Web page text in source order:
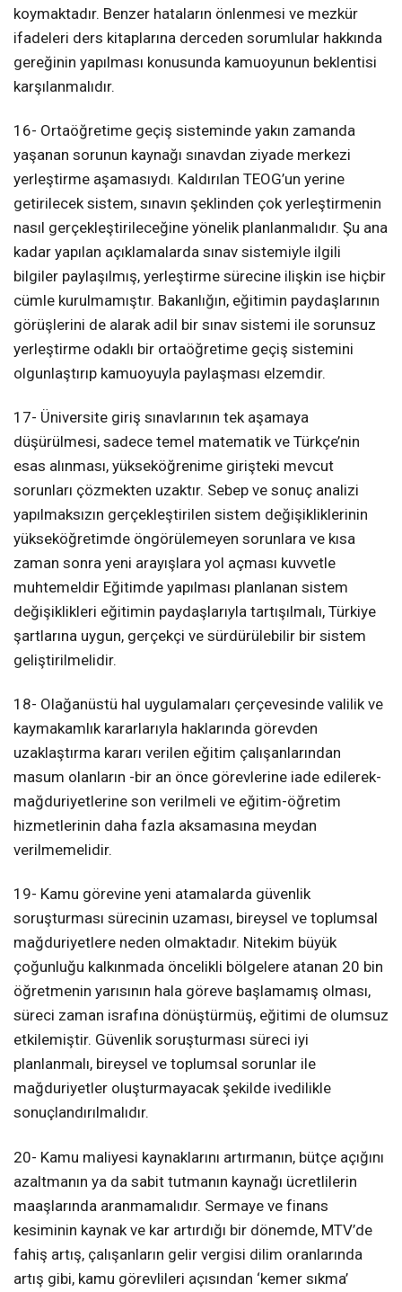
koymaktadır. Benzer hataların önlenmesi ve mezkür
ifadeleri ders kitaplarına derceden sorumlular hakkında
gereğinin yapılması konusunda kamuoyunun beklentisi
karşılanmalıdır.
16- Ortaöğretime geçiş sisteminde yakın zamanda
yaşanan sorunun kaynağı sınavdan ziyade merkezi
yerleştirme aşamasıydı. Kaldırılan TEOG’un yerine
getirilecek sistem, sınavın şeklinden çok yerleştirmenin
nasıl gerçekleştirileceğine yönelik planlanmalıdır. Şu ana
kadar yapılan açıklamalarda sınav sistemiyle ilgili
bilgiler paylaşılmış, yerleştirme sürecine ilişkin ise hiçbir
cümle kurulmamıştır. Bakanlığın, eğitimin paydaşlarının
görüşlerini de alarak adil bir sınav sistemi ile sorunsuz
yerleştirme odaklı bir ortaöğretime geçiş sistemini
olgunlaştırıp kamuoyuyla paylaşması elzemdir.
17- Üniversite giriş sınavlarının tek aşamaya
düşürülmesi, sadece temel matematik ve Türkçe’nin
esas alınması, yükseköğrenime girişteki mevcut
sorunları çözmekten uzaktır. Sebep ve sonuç analizi
yapılmaksızın gerçekleştirilen sistem değişikliklerinin
yükseköğretimde öngörülemeyen sorunlara ve kısa
zaman sonra yeni arayışlara yol açması kuvvetle
muhtemeldir Eğitimde yapılması planlanan sistem
değişiklikleri eğitimin paydaşlarıyla tartışılmalı, Türkiye
şartlarına uygun, gerçekçi ve sürdürülebilir bir sistem
geliştirilmelidir.
18- Olağanüstü hal uygulamaları çerçevesinde valilik ve
kaymakamlık kararlarıyla haklarında görevden
uzaklaştırma kararı verilen eğitim çalışanlarından
masum olanların -bir an önce görevlerine iade edilerek-
mağduriyetlerine son verilmeli ve eğitim-öğretim
hizmetlerinin daha fazla aksamasına meydan
verilmemelidir.
19- Kamu görevine yeni atamalarda güvenlik
soruşturması sürecinin uzaması, bireysel ve toplumsal
mağduriyetlere neden olmaktadır. Nitekim büyük
çoğunluğu kalkınmada öncelikli bölgelere atanan 20 bin
öğretmenin yarısının hala göreve başlamamış olması,
süreci zaman israfına dönüştürmüş, eğitimi de olumsuz
etkilemiştir. Güvenlik soruşturması süreci iyi
planlanmalı, bireysel ve toplumsal sorunlar ile
mağduriyetler oluşturmayacak şekilde ivedilikle
sonuçlandırılmalıdır.
20- Kamu maliyesi kaynaklarını artırmanın, bütçe açığını
azaltmanın ya da sabit tutmanın kaynağı ücretlilerin
maaşlarında aranmamalıdır. Sermaye ve finans
kesiminin kaynak ve kar artırdığı bir dönemde, MTV’de
fahiş artış, çalışanların gelir vergisi dilim oranlarında
artış gibi, kamu görevlileri açısından ‘kemer sıkma’